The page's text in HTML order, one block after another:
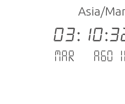
Asia/
mar. - ago